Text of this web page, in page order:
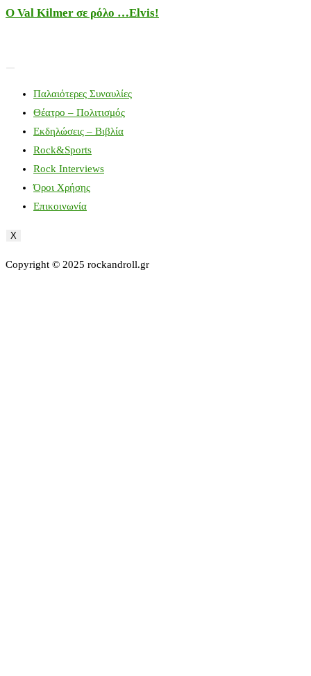
Ο Val Kilmer σε ρόλο …Elvis!
Παλαιότερες Συναυλίες
Θέατρο – Πολιτισμός
Εκδηλώσεις – Βιβλία
Rock&Sports
Rock Interviews
Όροι Χρήσης
Επικοινωνία
X
Copyright © 2025 rockandroll.gr